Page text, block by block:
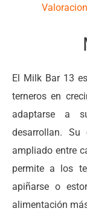
El Milk Bar 13
terneros en
adaptarse a
desarrollan.
ampliado entre
permite a los
apiñarse o
alimentación